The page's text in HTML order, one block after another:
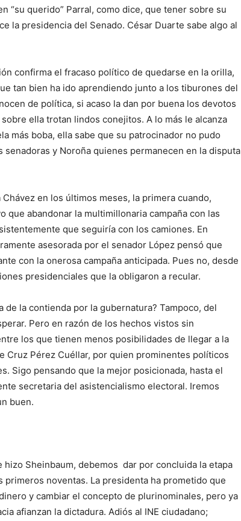
“su querido” Parral, como dice, que tener sobre su
la presidencia del Senado. César Duarte sabe algo al
confirma el fracaso político de quedarse en la orilla,
tan bien ha ido aprendiendo junto a los tiburones del
de política, si acaso la dan por buena los devotos
ella trotan lindos conejitos. A lo más le alcanza
más boba, ella sabe que su patrocinador no pudo
y Noroña quienes permanecen en la disputa
en los últimos meses, la primera cuando,
que abandonar la multimillonaria campaña con las
que seguiría con los camiones. En
asesorada por el senador López pensó que
con la onerosa campaña anticipada. Pues no, desde
presidenciales que la obligaron a recular.
la contienda por la gubernatura? Tampoco, del
Pero en razón de los hechos vistos sin
los que tienen menos posibilidades de llegar a la
Cruz Pérez Cuéllar, por quien prominentes políticos
Sigo pensando que la mejor posicionada, hasta el
secretaria del asistencialismo electoral. Iremos
buen.
Sheinbaum, debemos dar por concluida la etapa
primeros noventas. La presidenta ha prometido que
y cambiar el concepto de plurinominales, pero ya
afianzan la dictadura. Adiós al INE ciudadano;